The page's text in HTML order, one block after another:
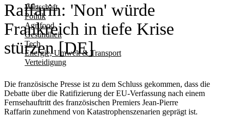
Wirtschaft
Politik
Agrifood
Gesundheit
Tech
Energie, Umwelt & Transport
Verteidigung
Raffarin: 'Non' würde
Frankreich in tiefe Krise
stürzen [DE]
Die französische Presse ist zu dem Schluss gekommen, dass die
Debatte über die Ratifizierung der EU-Verfassung nach einem
Fernsehauftritt des französischen Premiers Jean-Pierre
Raffarin zunehmend von Katastrophenszenarien geprägt ist.